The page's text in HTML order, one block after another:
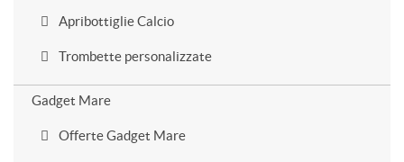
Apribottiglie Calcio
Trombette personalizzate
Gadget Mare
Offerte Gadget Mare